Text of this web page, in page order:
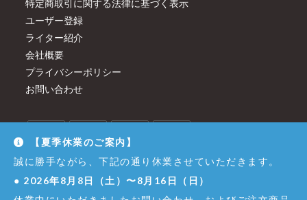
特定商取引に関する法律に基づく表示
ユーザー登録
ライター紹介
会社概要
プライバシーポリシー
お問い合わせ
【夏季休業のご案内】
誠に勝手ながら、下記の通り休業させていただきます。
● 2026年8月8日（土）〜8月16日（日）